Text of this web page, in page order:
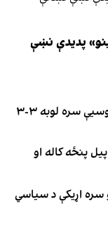
پدیدې نښې
د افغانستان فوټسال ملي لوبډلې له روسیې سره لوبه ۳-۳
پیل پنځه کاله او
سره اړیکې د سیاسي